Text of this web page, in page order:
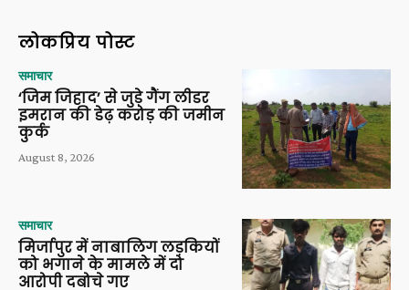
लोकप्रिय पोस्ट
समाचार
‘जिम जिहाद’ से जुड़े गैंग लीडर
इमरान की डेढ़ करोड़ की जमीन
कुर्क
August 8, 2026
समाचार
मिर्जापुर में नाबालिग लड़कियों
को भगाने के मामले में दो
आरोपी दबोचे गए